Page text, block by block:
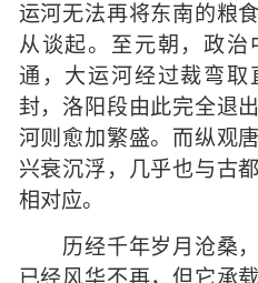
运河无法再将东南的粮
从谈起。至元朝，政
通，大运河经过裁弯
封，洛阳段由此完全退
河则愈加繁盛。而纵观
兴衰沉浮，几乎也与古
相对应。
历经千年岁月沧桑，
已经风华不再，但它承